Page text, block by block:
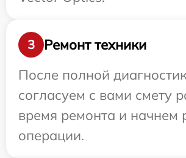
3
Ремонт техники
После полной
согласуем с вами смету
время ремонта и начнем
операции.